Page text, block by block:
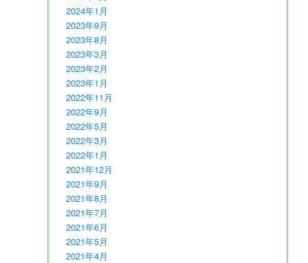
2024年1月
2023年9月
2023年8月
2023年3月
2023年2月
2023年1月
2022年11月
2022年9月
2022年5月
2022年3月
2022年1月
2021年12月
2021年9月
2021年8月
2021年7月
2021年6月
2021年5月
2021年4月